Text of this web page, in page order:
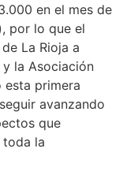
en el mes de
por lo que el
La Rioja a
la Asociación
esta primera
avanzando
que
la